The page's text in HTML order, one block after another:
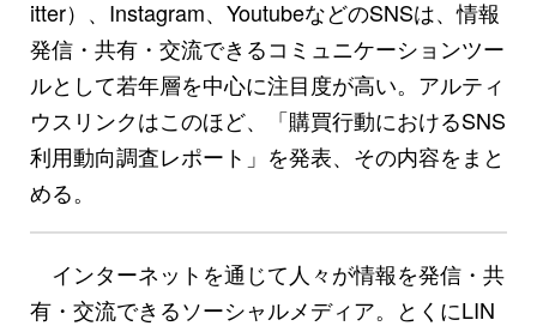
itter）、Instagram、YoutubeなどのSNSは、情報
発信・共有・交流できるコミュニケーションツー
ルとして若年層を中心に注目度が高い。アルティ
ウスリンクはこのほど、「購買行動におけるSNS
利用動向調査レポート」を発表、その内容をまと
める。
インターネットを通じて人々が情報を発信・共
有・交流できるソーシャルメディア。とくにLIN